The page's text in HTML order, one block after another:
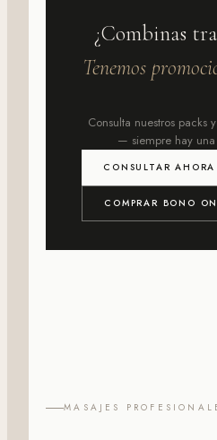
¿Combinas
Tenemos
Consulta nuestros packs
— siempre hay
CONSULTAR AHORA
COMPRAR BONO
MASAJES